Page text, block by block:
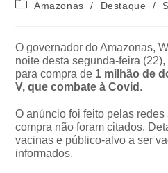
Amazonas
/ Destaque /
O governador do Amazonas,
noite desta segunda-feira
para compra de 1 milhão de
V, que combate à Covid .
O anúncio foi feito pelas
compra não foram citados.
vacinas e público-alvo a ser
informados.